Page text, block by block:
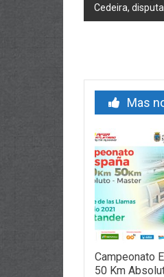
Cedeira,
Mas
Campeonato
50 Km